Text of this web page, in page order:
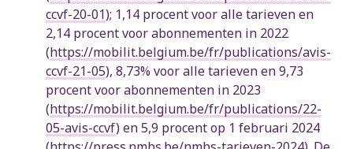
ccvf-20-01); 1,14 procent voor alle tarieven en
2,14 procent voor abonnementen in 2022
(https://mobilit.belgium.be/fr/publications/avis-
ccvf-21-05), 8,73% voor alle tarieven en 9,73
procent voor abonnementen in 2023
(https://mobilit.belgium.be/fr/publications/22-
05-avis-ccvf) en 5,9 procent op 1 februari 2024